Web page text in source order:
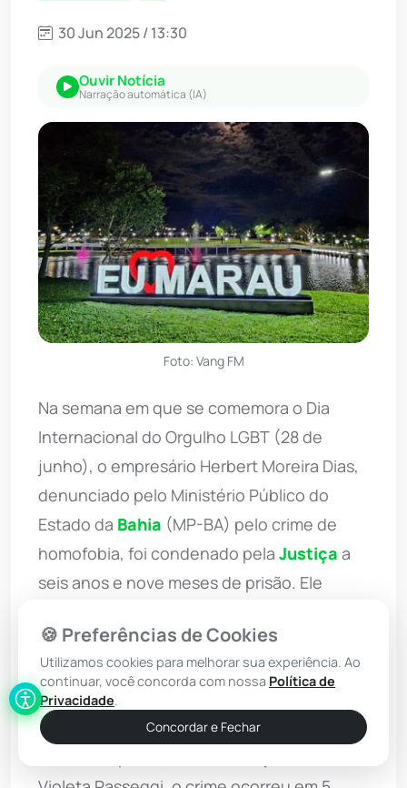
30 Jun 2025 / 13:30
Ouvir Notícia
Narração automática (IA)
Foto: Vang FM
Na semana em que se comemora o Dia
Internacional do Orgulho LGBT (28 de
junho), o empresário Herbert Moreira Dias,
denunciado pelo Ministério Público do
Estado da Bahia (MP-BA) pelo crime de
homofobia, foi condenado pela Justiça a
seis anos e nove meses de prisão. Ele
lesão corporal grave e ameça, que foram
cometidos, na mesma ocasião, contra duas
pessoas no município de Maraú, no Sul da
Bahia. Segundo a denúncia do MPBA, de
🍪 Preferências de Cookies
Utilizamos cookies para melhorar sua experiência. Ao
continuar, você concorda com nossa Política de
Privacidade.
Concordar e Fechar